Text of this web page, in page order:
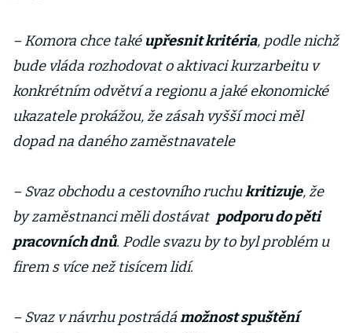
– Komora chce také upřesnit kritéria, podle nichž
bude vláda rozhodovat o aktivaci kurzarbeitu v
konkrétním odvětví a regionu a jaké ekonomické
ukazatele prokážou, že zásah vyšší moci měl
dopad na daného zaměstnavatele
– Svaz obchodu a cestovního ruchukritizuje, že
by zaměstnanci měli dostávat podporu do pěti
pracovních dnů. Podle svazu by to byl problém u
firem s více než tisícem lidí.
– Svaz v návrhu postrádámožnost spuštění